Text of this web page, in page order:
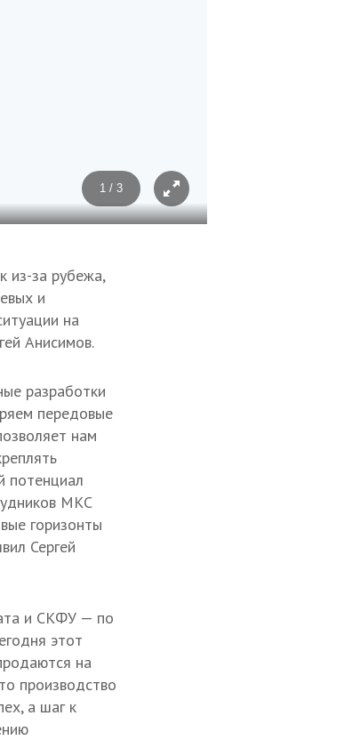
1 / 3
из-за рубежа,
и
на
Анисимов.
разработки
передовые
нам
потенциал
МКС
горизонты
Сергей
и СКФУ — по
этот
на
производство
а шаг к